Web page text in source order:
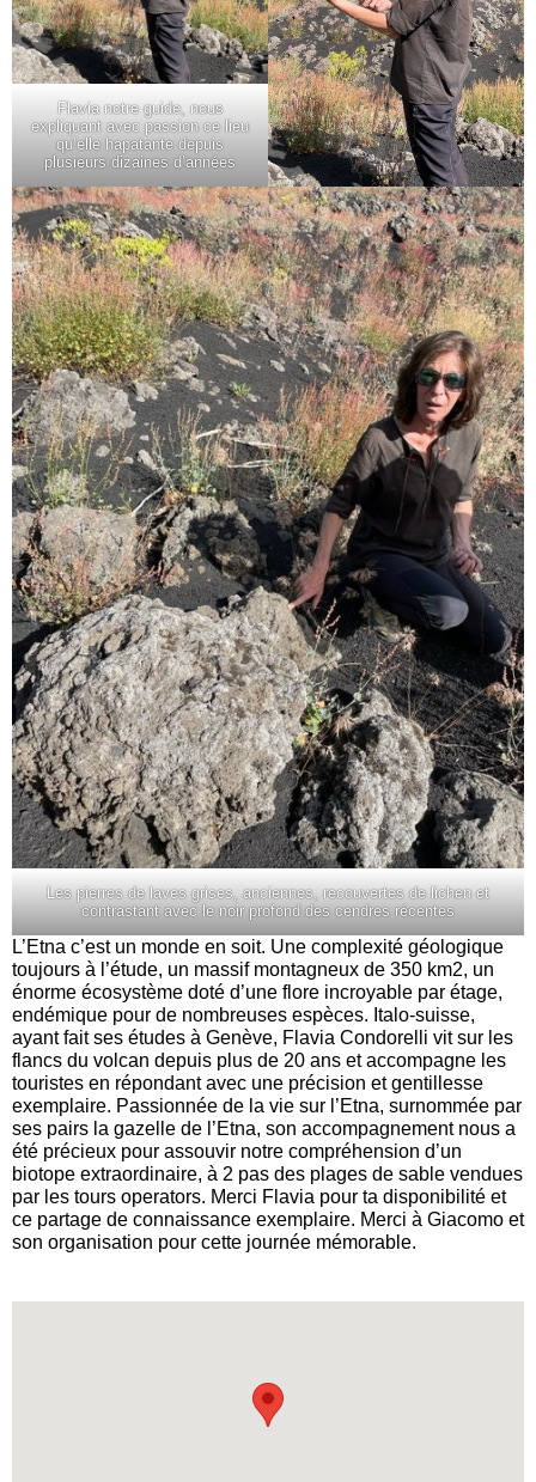
Flavia notre guide, nous
expliquant avec passion ce lieu
qu’elle hapatante depuis
plusieurs dizaines d’années
Les pierres de laves grises, anciennes, recouvertes de lichen et
contrastant avec le noir profond des cendres récentes
L’Etna c’est un monde en soit. Une complexité géologique
toujours à l’étude, un massif montagneux de 350 km2, un
énorme écosystème doté d’une flore incroyable par étage,
endémique pour de nombreuses espèces. Italo-suisse,
ayant fait ses études à Genève, Flavia Condorelli vit sur les
flancs du volcan depuis plus de 20 ans et accompagne les
touristes en répondant avec une précision et gentillesse
exemplaire. Passionnée de la vie sur l’Etna, surnommée par
ses pairs la gazelle de l’Etna, son accompagnement nous a
été précieux pour assouvir notre compréhension d’un
biotope extraordinaire, à 2 pas des plages de sable vendues
par les tours operators. Merci Flavia pour ta disponibilité et
ce partage de connaissance exemplaire. Merci à Giacomo et
son organisation pour cette journée mémorable.